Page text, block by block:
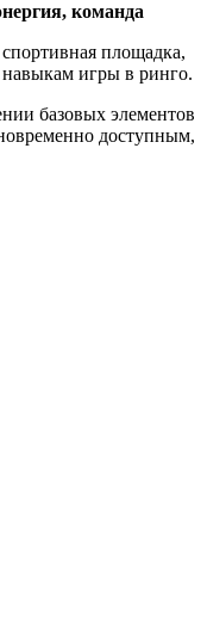
команда
площадка,
игры в ринго.
базовых элементов
доступным,